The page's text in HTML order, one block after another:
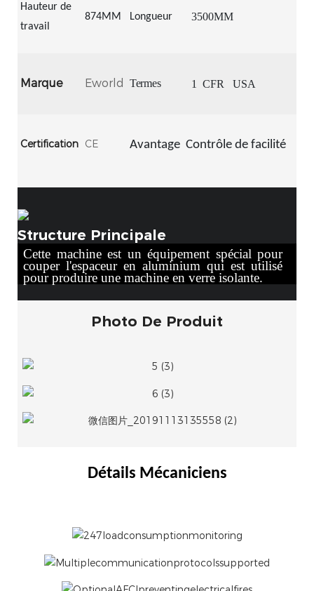
Hauteur de
travail
874MM Longueur 3500MM
Marque Eworld Termes 1 CFR USA
Certification CE Avantage Contrôle de facilité
Structure Principale
Cette machine est un équipement spécial pour
couper l'espaceur en aluminium qui est utilisé
pour produire une machine en verre isolante.
Photo De Produit
Détails Mécaniciens